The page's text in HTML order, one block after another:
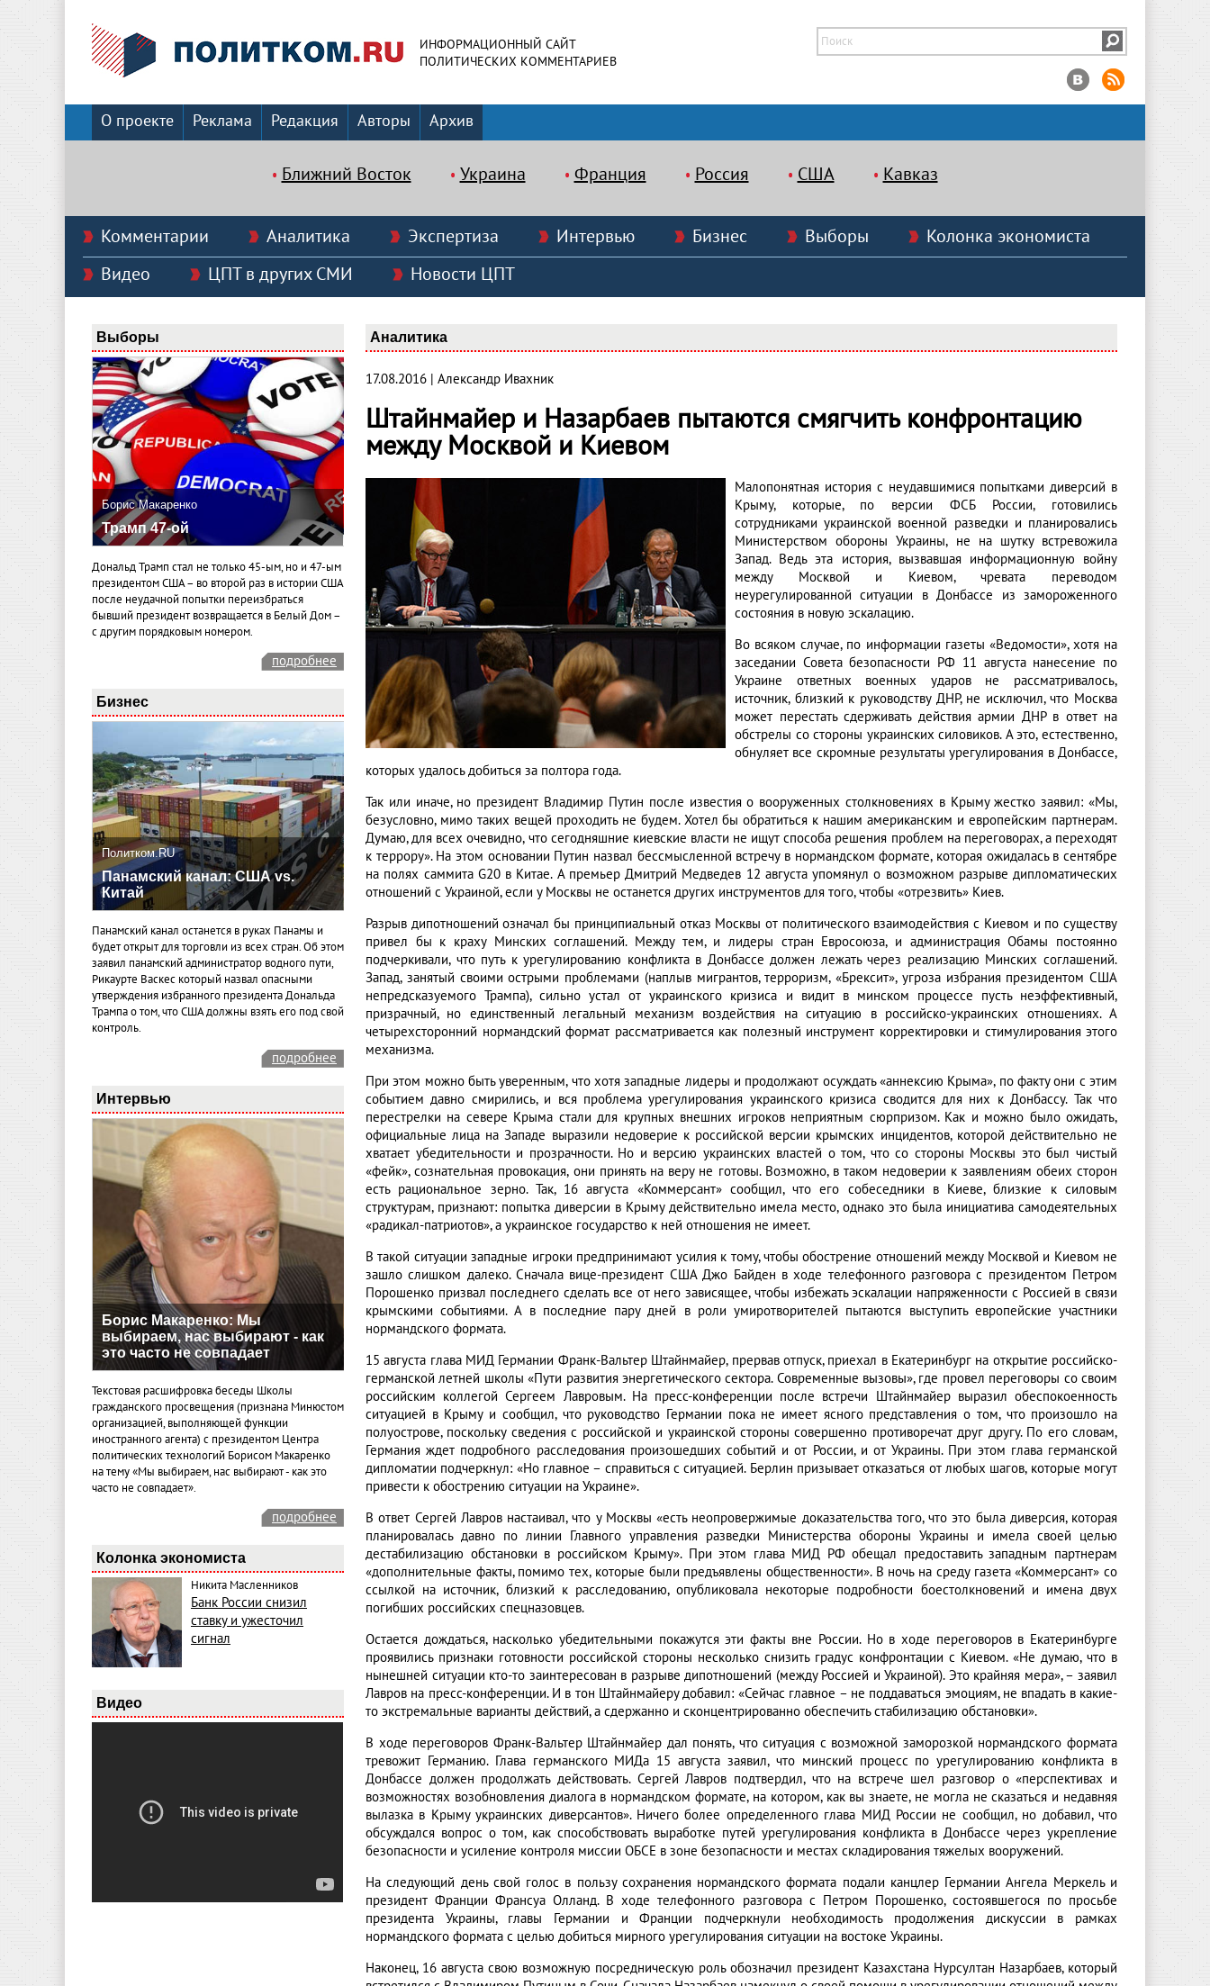
ИНФОРМАЦИОННЫЙ САЙТ
ПОЛИТИЧЕСКИХ КОММЕНТАРИЕВ
О проекте Реклама Редакция Авторы Архив
Ближний Восток Украина Франция Россия США Кавказ
Комментарии Аналитика Экспертиза Интервью Бизнес Выборы
Колонка экономиста
Видео
ЦПТ в других СМИ Новости ЦПТ
Выборы
Борис Макаренко
Трамп 47-ой
Дональд Трамп стал не только 45-ым, но и 47-ым
президентом США – во второй раз в истории США
после неудачной попытки переизбраться
бывший президент возвращается в Белый Дом –
с другим порядковым номером.
подробнее
Бизнес
Политком.RU
Панамский канал: США vs.
Китай
Панамский канал останется в руках Панамы и
будет открыт для торговли из всех стран. Об этом
заявил панамский администратор водного пути,
Рикаурте Васкес который назвал опасными
утверждения избранного президента Дональда
Трампа о том, что США должны взять его под свой
контроль.
подробнее
Интервью
Борис Макаренко: Мы
выбираем, нас выбирают - как
это часто не совпадает
Текстовая расшифровка беседы Школы
гражданского просвещения (признана Минюстом
организацией, выполняющей функции
иностранного агента) с президентом Центра
политических технологий Борисом Макаренко
на тему «Мы выбираем, нас выбирают - как это
часто не совпадает».
подробнее
Колонка экономиста
Никита Масленников
Банк России снизил
ставку и ужесточил
сигнал
Видео
Аналитика
17.08.2016 | Александр Ивахник
Штайнмайер и Назарбаев пытаются смягчить конфронтацию
между Москвой и Киевом
Малопонятная история с неудавшимися попытками диверсий в
Крыму, которые, по версии ФСБ России, готовились
сотрудниками украинской военной разведки и планировались
Министерством обороны Украины, не на шутку встревожила
Запад. Ведь эта история, вызвавшая информационную войну
между Москвой и Киевом, чревата переводом
неурегулированной ситуации в Донбассе из замороженного
состояния в новую эскалацию.
Во всяком случае, по информации газеты «Ведомости», хотя на
заседании Совета безопасности РФ 11 августа нанесение по
Украине ответных военных ударов не рассматривалось,
источник, близкий к руководству ДНР, не исключил, что Москва
может перестать сдерживать действия армии ДНР в ответ на
обстрелы со стороны украинских силовиков. А это, естественно,
обнуляет все скромные результаты урегулирования в Донбассе,
которых удалось добиться за полтора года.
Так или иначе, но президент Владимир Путин после известия о вооруженных столкновениях в Крыму жестко заявил: «Мы,
безусловно, мимо таких вещей проходить не будем. Хотел бы обратиться к нашим американским и европейским партнерам.
Думаю, для всех очевидно, что сегодняшние киевские власти не ищут способа решения проблем на переговорах, а переходят
к террору». На этом основании Путин назвал бессмысленной встречу в нормандском формате, которая ожидалась в сентябре
на полях саммита G20 в Китае. А премьер Дмитрий Медведев 12 августа упомянул о возможном разрыве дипломатических
отношений с Украиной, если у Москвы не останется других инструментов для того, чтобы «отрезвить» Киев.
Разрыв дипотношений означал бы принципиальный отказ Москвы от политического взаимодействия с Киевом и по существу
привел бы к краху Минских соглашений. Между тем, и лидеры стран Евросоюза, и администрация Обамы постоянно
подчеркивали, что путь к урегулированию конфликта в Донбассе должен лежать через реализацию Минских соглашений.
Запад, занятый своими острыми проблемами (наплыв мигрантов, терроризм, «Брексит», угроза избрания президентом США
непредсказуемого Трампа), сильно устал от украинского кризиса и видит в минском процессе пусть неэффективный,
призрачный, но единственный легальный механизм воздействия на ситуацию в российско-украинских отношениях. А
четырехсторонний нормандский формат рассматривается как полезный инструмент корректировки и стимулирования этого
механизма.
При этом можно быть уверенным, что хотя западные лидеры и продолжают осуждать «аннексию Крыма», по факту они с этим
событием давно смирились, и вся проблема урегулирования украинского кризиса сводится для них к Донбассу. Так что
перестрелки на севере Крыма стали для крупных внешних игроков неприятным сюрпризом. Как и можно было ожидать,
официальные лица на Западе выразили недоверие к российской версии крымских инцидентов, которой действительно не
хватает убедительности и прозрачности. Но и версию украинских властей о том, что со стороны Москвы это был чистый
«фейк», сознательная провокация, они принять на веру не готовы. Возможно, в таком недоверии к заявлениям обеих сторон
есть рациональное зерно. Так, 16 августа «Коммерсант» сообщил, что его собеседники в Киеве, близкие к силовым
структурам, признают: попытка диверсии в Крыму действительно имела место, однако это была инициатива самодеятельных
«радикал-патриотов», а украинское государство к ней отношения не имеет.
В такой ситуации западные игроки предпринимают усилия к тому, чтобы обострение отношений между Москвой и Киевом не
зашло слишком далеко. Сначала вице-президент США Джо Байден в ходе телефонного разговора с президентом Петром
Порошенко призвал последнего сделать все от него зависящее, чтобы избежать эскалации напряженности с Россией в связи
крымскими событиями. А в последние пару дней в роли умиротворителей пытаются выступить европейские участники
нормандского формата.
15 августа глава МИД Германии Франк-Вальтер Штайнмайер, прервав отпуск, приехал в Екатеринбург на открытие российско-
германской летней школы «Пути развития энергетического сектора. Современные вызовы», где провел переговоры со своим
российским коллегой Сергеем Лавровым. На пресс-конференции после встречи Штайнмайер выразил обеспокоенность
ситуацией в Крыму и сообщил, что руководство Германии пока не имеет ясного представления о том, что произошло на
полуострове, поскольку сведения с российской и украинской стороны совершенно противоречат друг другу. По его словам,
Германия ждет подробного расследования произошедших событий и от России, и от Украины. При этом глава германской
дипломатии подчеркнул: «Но главное – справиться с ситуацией. Берлин призывает отказаться от любых шагов, которые могут
привести к обострению ситуации на Украине».
В ответ Сергей Лавров настаивал, что у Москвы «есть неопровержимые доказательства того, что это была диверсия, которая
планировалась давно по линии Главного управления разведки Министерства обороны Украины и имела своей целью
дестабилизацию обстановки в российском Крыму». При этом глава МИД РФ обещал предоставить западным партнерам
«дополнительные факты, помимо тех, которые были предъявлены общественности». В ночь на среду газета «Коммерсант» со
ссылкой на источник, близкий к расследованию, опубликовала некоторые подробности боестолкновений и имена двух
погибших российских спецназовцев.
Остается дождаться, насколько убедительными покажутся эти факты вне России. Но в ходе переговоров в Екатеринбурге
проявились признаки готовности российской стороны несколько снизить градус конфронтации с Киевом. «Не думаю, что в
нынешней ситуации кто-то заинтересован в разрыве дипотношений (между Россией и Украиной). Это крайняя мера», – заявил
Лавров на пресс-конференции. И в тон Штайнмайеру добавил: «Сейчас главное – не поддаваться эмоциям, не впадать в какие-
то экстремальные варианты действий, а сдержанно и сконцентрированно обеспечить стабилизацию обстановки».
В ходе переговоров Франк-Вальтер Штайнмайер дал понять, что ситуация с возможной заморозкой нормандского формата
тревожит Германию. Глава германского МИДа 15 августа заявил, что минский процесс по урегулированию конфликта в
Донбассе должен продолжать действовать. Сергей Лавров подтвердил, что на встрече шел разговор о «перспективах и
возможностях возобновления диалога в нормандском формате, на котором, как вы знаете, не могла не сказаться и недавняя
вылазка в Крыму украинских диверсантов». Ничего более определенного глава МИД России не сообщил, но добавил, что
обсуждался вопрос о том, как способствовать выработке путей урегулирования конфликта в Донбассе через укрепление
безопасности и усиление контроля миссии ОБСЕ в зоне безопасности и местах складирования тяжелых вооружений.
На следующий день свой голос в пользу сохранения нормандского формата подали канцлер Германии Ангела Меркель и
президент Франции Франсуа Олланд. В ходе телефонного разговора с Петром Порошенко, состоявшегося по просьбе
президента Украины, главы Германии и Франции подчеркнули необходимость продолжения дискуссии в рамках
нормандского формата с целью добиться мирного урегулирования ситуации на востоке Украины.
Наконец, 16 августа свою возможную посредническую роль обозначил президент Казахстана Нурсултан Назарбаев, который